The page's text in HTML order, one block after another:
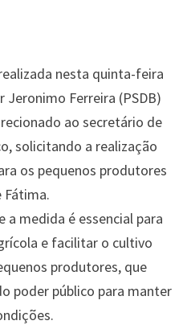
nesta quinta-feira
Jeronimo Ferreira (PSDB)
ao secretário de
solicitando a realização
os pequenos produtores
Fátima.
a medida é essencial para
e facilitar o cultivo
produtores, que
poder público para manter